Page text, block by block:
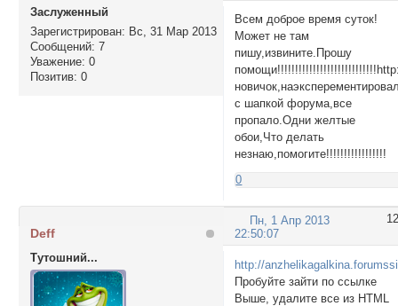
Заслуженный
Зарегистрирован: Вс, 31 Мар 2013
Сообщений: 7
Уважение: 0
Позитив: 0
Всем доброе время суток!
Может не там
пишу,извините.Прошу
с шапкой форума,все
пропало.Одни желтые
обои,Что делать
незнаю,помогите!!!!!!!!!!!!!!!!!
0
12
Пн, 1 Апр 2013
22:50:07
Deff
Тутошний...
http://
Пробуйте зайти по ссылке
Выше, удалите все из HTML